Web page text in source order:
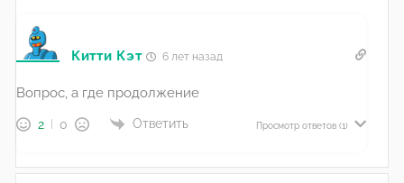
Китти Кэт 6 лет назад
Вопрос, а где продолжение
2 0 Ответить Просмотр ответов (1)